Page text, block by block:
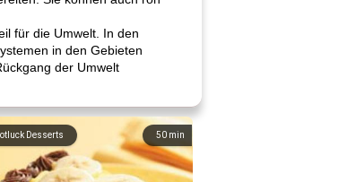
für die Umwelt. In den
in den Gebieten
der Umwelt
50 min
Desserts